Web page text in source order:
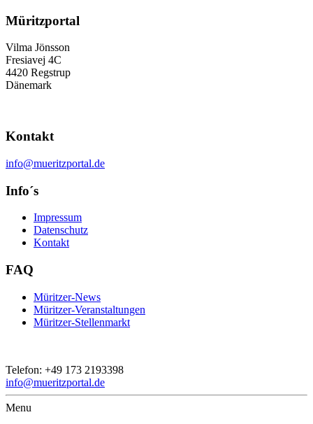
Müritzportal
Vilma Jönsson
Fresiavej 4C
4420 Regstrup
Dänemark
Kontakt
info@mueritzportal.de
Info´s
Impressum
Datenschutz
Kontakt
FAQ
Müritzer-News
Müritzer-Veranstaltungen
Müritzer-Stellenmarkt
Telefon: +49 173 2193398
info@mueritzportal.de
Menu